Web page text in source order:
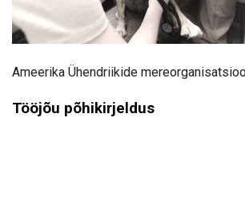
Ameerika Ühendriikide
Tööjõu põhikirjeldus